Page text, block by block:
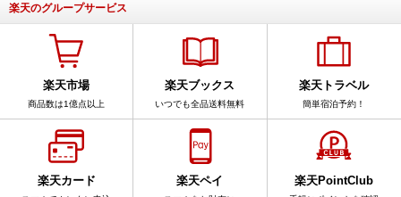
楽天のグループサービス
楽天市場
商品数は1億点以上
楽天ブックス
いつでも全品送料無料
楽天トラベル
簡単宿泊予約！
楽天カード 楽天ペイ 楽天PointClub